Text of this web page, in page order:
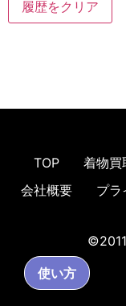
履歴をクリア
TOP 着物買
会社概要
プラ
使い方